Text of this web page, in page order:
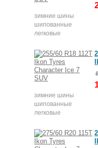
зимние шины
шипованные
легковые
зимние шины
шипованные
легковые